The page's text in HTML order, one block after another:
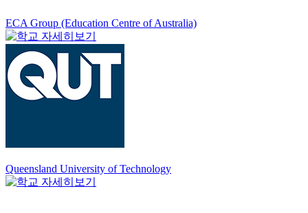
ECA Group (Education Centre of Australia)
Queensland University of Technology